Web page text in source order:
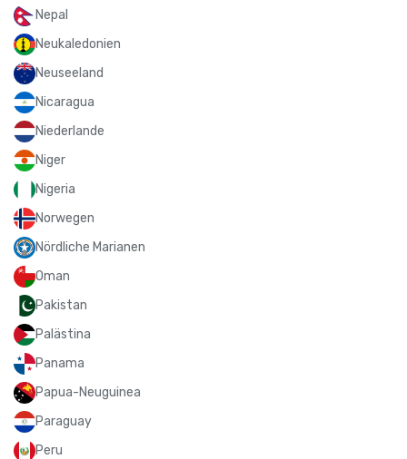
Nepal
Neukaledonien
Neuseeland
Nicaragua
Niederlande
Niger
Nigeria
Norwegen
Nördliche Marianen
Oman
Pakistan
Palästina
Panama
Papua-Neuguinea
Paraguay
Peru